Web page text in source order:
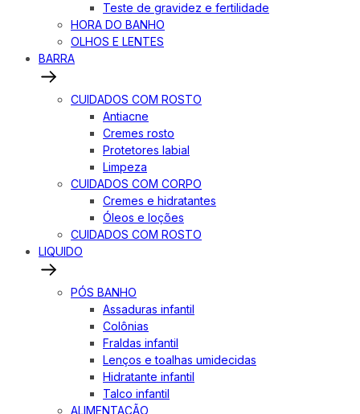
Teste de gravidez e fertilidade
HORA DO BANHO
OLHOS E LENTES
BARRA
CUIDADOS COM ROSTO
Antiacne
Cremes rosto
Protetores labial
Limpeza
CUIDADOS COM CORPO
Cremes e hidratantes
Óleos e loções
CUIDADOS COM ROSTO
LIQUIDO
PÓS BANHO
Assaduras infantil
Colônias
Fraldas infantil
Lenços e toalhas umidecidas
Hidratante infantil
Talco infantil
ALIMENTAÇÃO